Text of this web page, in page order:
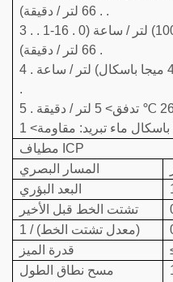
. 66 لتر / دقيقة) .
3 . مقياس تدفق الغاز الحامل (10-100) لتر / ساعة (0 . 16-1 .
66 لتر / دقيقة) .
4 . صمام منظم الغاز الحامل (0-0 . 4 ميجا باسكال) لتر / ساعة
.
5 . درجة حرارة مياه التبريد: 21-26 ℃ تدفق> 5 لتر / دقيقة
مطياف ICP
المسار البصري
البعد البؤري
تشتت الخط قبل الأخير
1 / (معدل تشتت الخط)
قدرة الميز
مسح نطاق الطول